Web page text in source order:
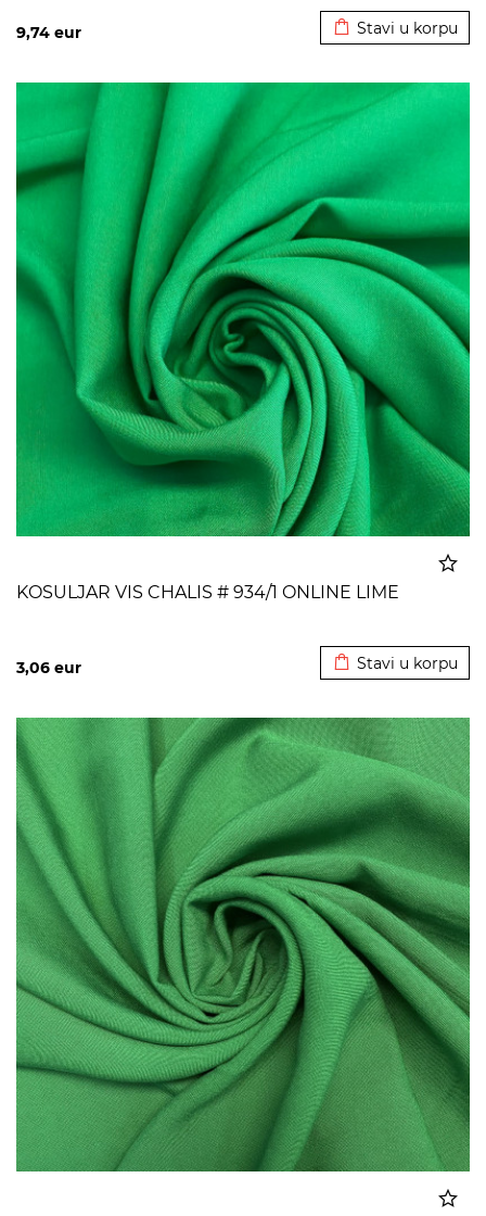
9,74 eur Stavi u korpu
KOSULJAR VIS CHALIS # 934/1 ONLINE LIME
3,06 eur Stavi u korpu